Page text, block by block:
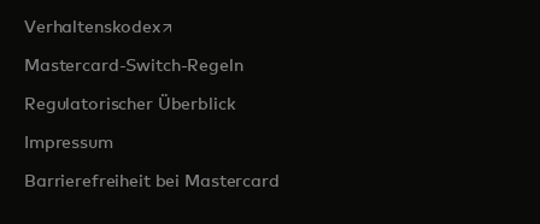
Verhaltenskodexwird in einer neuen Registerkarte geöffnet
Mastercard-Switch-Regeln
Regulatorischer Überblick
Impressum
Barrierefreiheit bei Mastercard